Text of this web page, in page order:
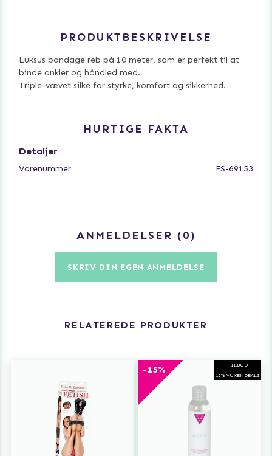
PRODUKTBESKRIVELSE
Luksus bondage reb på 10 meter, som er perfekt til at
binde ankler og håndled med.
Triple-vævet silke for styrke, komfort og sikkerhed.
HURTIGE FAKTA
Detaljer
Varenummer FS-69153
ANMELDELSER 0
SKRIV DIN EGEN ANMELDELSE
RELATEREDE PRODUKTER
TILBUD
15% VUXENDEALS
-15%